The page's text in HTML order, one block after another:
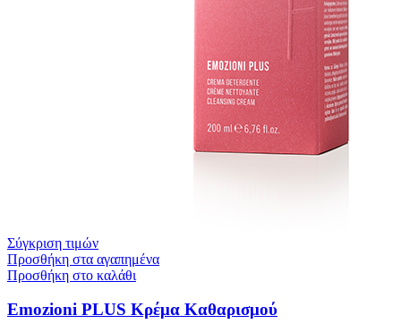
Σύγκριση τιμών
Προσθήκη στα αγαπημένα
Προσθήκη στο καλάθι
Emozioni PLUS Κρέμα Καθαρισμού